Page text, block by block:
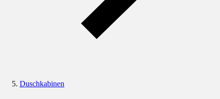
Duschkabinen